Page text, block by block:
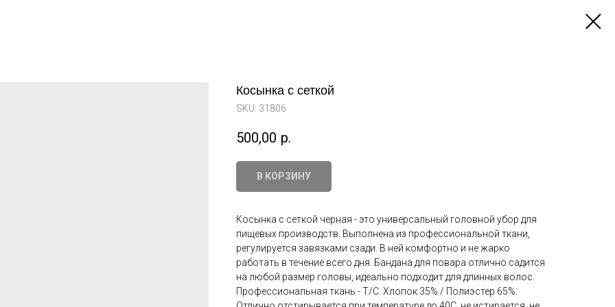
Косынка с сеткой
SKU: 31806
500,00 р.
В КОРЗИНУ
Косынка с сеткой черная - это универсальный головной убор для
пищевых производств. Выполнена из профессиональной ткани,
регулируется завязками сзади. В ней комфортно и не жарко
работать в течение всего дня. Бандана для повара отлично садится
на любой размер головы, идеально подходит для длинных волос.
Профессиональная ткань - Т/С. Хлопок 35% / Полиэстер 65%.